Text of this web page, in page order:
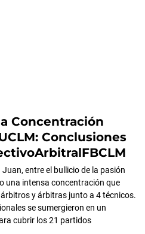
Concentración
Conclusiones
entre el bullicio de la pasión
una intensa concentración que
y árbitras junto a 4 técnicos.
se sumergieron en un
cubrir los 21 partidos